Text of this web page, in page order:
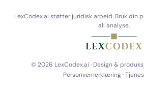
LexCodex.ai støtter juridisk arbeid. Bruk din
all analyse.
© 2026 LexCodex.ai · Design &
Personvernerklæring·